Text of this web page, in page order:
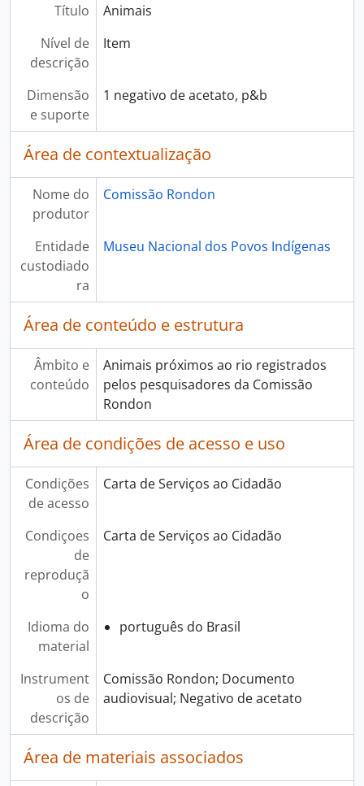
Título
Animais
Nível de
descrição
Item
Dimensão
e suporte
1 negativo de acetato, p&b
Área de contextualização
Nome do
produtor
Comissão Rondon
Entidade
custodiado
ra
Museu Nacional dos Povos Indígenas
Área de conteúdo e estrutura
Âmbito e
conteúdo
Animais próximos ao rio registrados
pelos pesquisadores da Comissão
Rondon
Área de condições de acesso e uso
Condições
de acesso
Carta de Serviços ao Cidadão
Condiçoes
de
reproduçã
o
Carta de Serviços ao Cidadão
Idioma do
material
português do Brasil
Instrument
os de
descrição
Comissão Rondon; Documento
audiovisual; Negativo de acetato
Área de materiais associados